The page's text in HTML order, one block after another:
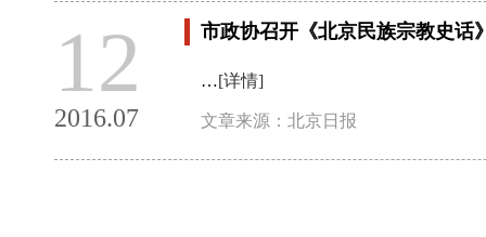
12
2016.07
市政协召开《北京民族宗教史话
…[详情]
文章来源：北京日报